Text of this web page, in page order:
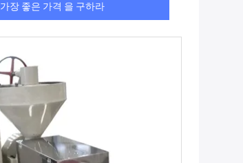
가장 좋은 가격 을 구하라